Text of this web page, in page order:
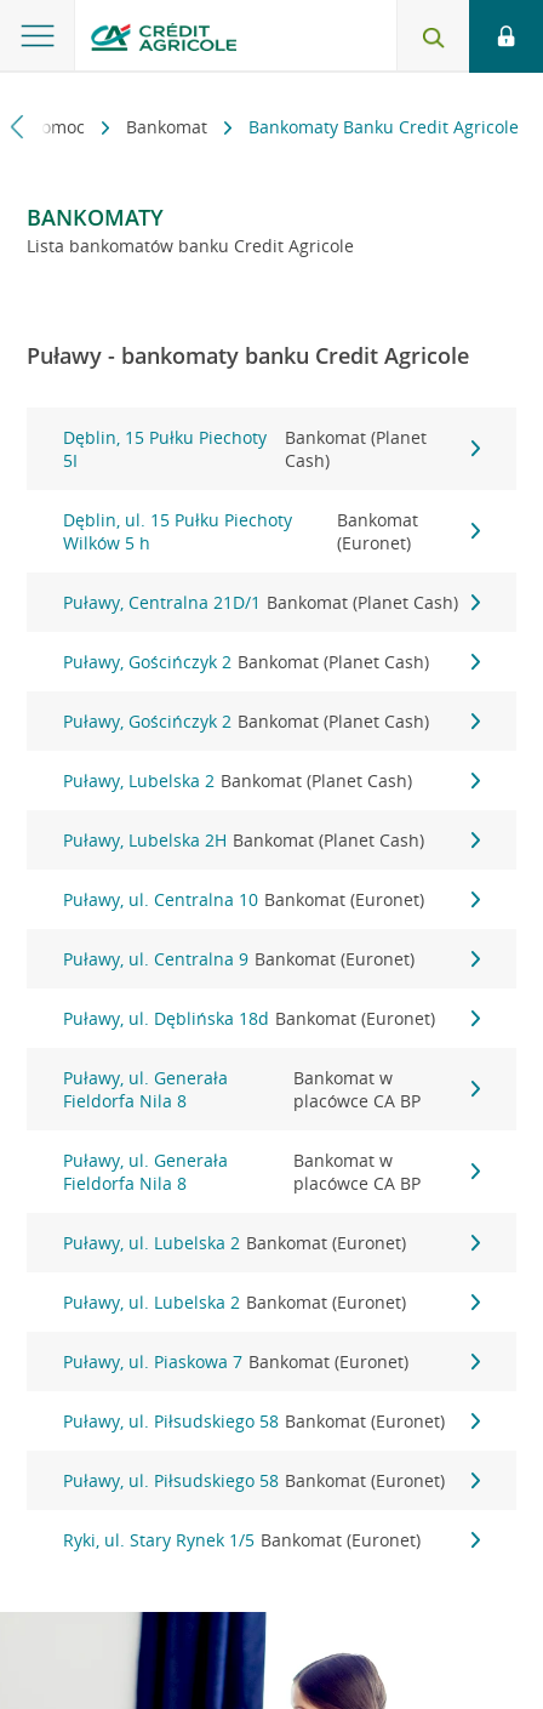
i pomoc Bankomat Bankomaty Banku Credit Agricole
BANKOMATY
Lista bankomatów banku Credit Agricole
Puławy - bankomaty banku Credit Agricole
Dęblin, 15 Pułku Piechoty
5I
Bankomat (Planet
Cash)
Dęblin, ul. 15 Pułku Piechoty
Wilków 5 h
Bankomat
(Euronet)
Puławy, Centralna 21D/1 Bankomat (Planet Cash)
Puławy, Gościńczyk 2 Bankomat (Planet Cash)
Puławy, Gościńczyk 2 Bankomat (Planet Cash)
Puławy, Lubelska 2 Bankomat (Planet Cash)
Puławy, Lubelska 2H Bankomat (Planet Cash)
Puławy, ul. Centralna 10 Bankomat (Euronet)
Puławy, ul. Centralna 9 Bankomat (Euronet)
Puławy, ul. Dęblińska 18d Bankomat (Euronet)
Puławy, ul. Generała
Fieldorfa Nila 8
Bankomat w
placówce CA BP
Puławy, ul. Generała
Fieldorfa Nila 8
Bankomat w
placówce CA BP
Puławy, ul. Lubelska 2 Bankomat (Euronet)
Puławy, ul. Lubelska 2 Bankomat (Euronet)
Puławy, ul. Piaskowa 7 Bankomat (Euronet)
Puławy, ul. Piłsudskiego 58 Bankomat (Euronet)
Puławy, ul. Piłsudskiego 58 Bankomat (Euronet)
Ryki, ul. Stary Rynek 1/5 Bankomat (Euronet)